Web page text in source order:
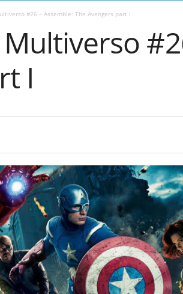
#26 – Assemble: The Avengers part I
I